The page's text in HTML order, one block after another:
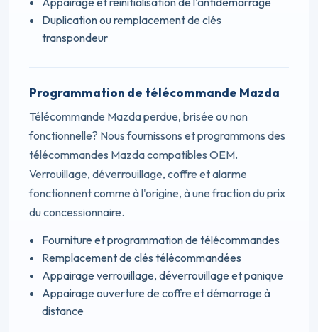
Duplication ou remplacement de clés
transpondeur
Programmation de télécommande Mazda
Télécommande Mazda perdue, brisée ou non
fonctionnelle? Nous fournissons et programmons des
télécommandes Mazda compatibles OEM.
Verrouillage, déverrouillage, coffre et alarme
fonctionnent comme à l'origine, à une fraction du prix
du concessionnaire.
Fourniture et programmation de télécommandes
Remplacement de clés télécommandées
Appairage verrouillage, déverrouillage et panique
Appairage ouverture de coffre et démarrage à
distance